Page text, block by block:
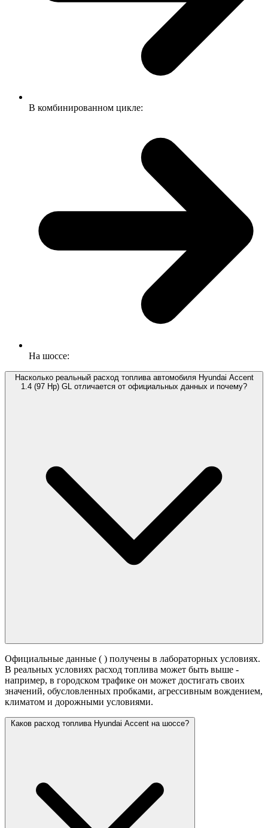
В комбинированном цикле:
На шоссе:
Насколько реальный расход топлива автомобиля Hyundai Accent
1.4 (97 Hp) GL отличается от официальных данных и почему?
Официальные данные ( ) получены в лабораторных условиях.
В реальных условиях расход топлива может быть выше -
например, в городском трафике он может достигать своих
значений, обусловленных пробками, агрессивным вождением,
климатом и дорожными условиями.
Каков расход топлива Hyundai Accent на шоссе?